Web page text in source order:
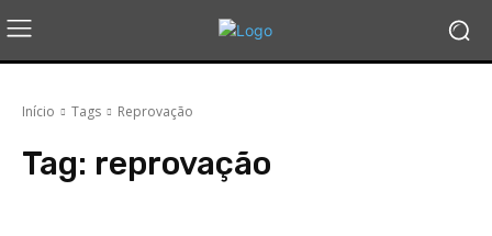
Início Tags Reprovação
Tag: reprovação